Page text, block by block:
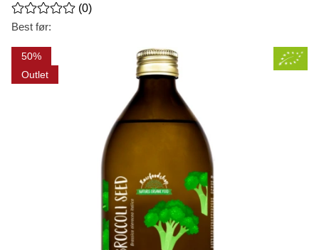
Gjennomsnittlig rangering 0 av 5 Antall vurderinger 0
(0)
Best før:
50
Outlet
Produktbilder Brokkolifrøolje kaldpresset ØKO 500ml